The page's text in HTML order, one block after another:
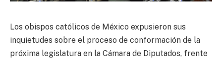
Los obispos católicos de México expusieron sus
inquietudes sobre el proceso de conformación de la
próxima legislatura en la Cámara de Diputados, frente